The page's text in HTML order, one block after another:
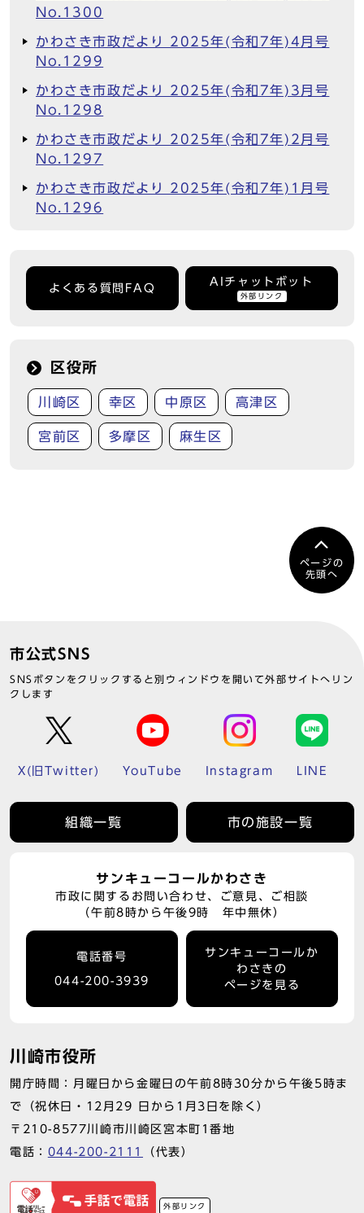
No.1300
かわさき市政だより 2025年(令和7年)4月号
No.1299
かわさき市政だより 2025年(令和7年)3月号
No.1298
かわさき市政だより 2025年(令和7年)2月号
No.1297
かわさき市政だより 2025年(令和7年)1月号
No.1296
よくある質問FAQ
AIチャットボット
外部リンク
区役所
川崎区 幸区 中原区 高津区
宮前区 多摩区 麻生区
ページの
先頭へ
市公式SNS
SNSボタンをクリックすると別ウィンドウを開いて外部サイトへリン
クします
X(旧Twitter) YouTube Instagram LINE
組織一覧 市の施設一覧
サンキューコールかわさき
市政に関するお問い合わせ、ご意見、ご相談
（午前8時から午後9時 年中無休）
電話番号
044-200-3939
サンキューコールか
わさきの
ページを見る
川崎市役所
開庁時間：月曜日から金曜日の午前8時30分から午後5時ま
で（祝休日・12月29 日から1月3日を除く）
〒210-8577川崎市川崎区宮本町1番地
電話： 044-200-2111 （代表）
外部リンク